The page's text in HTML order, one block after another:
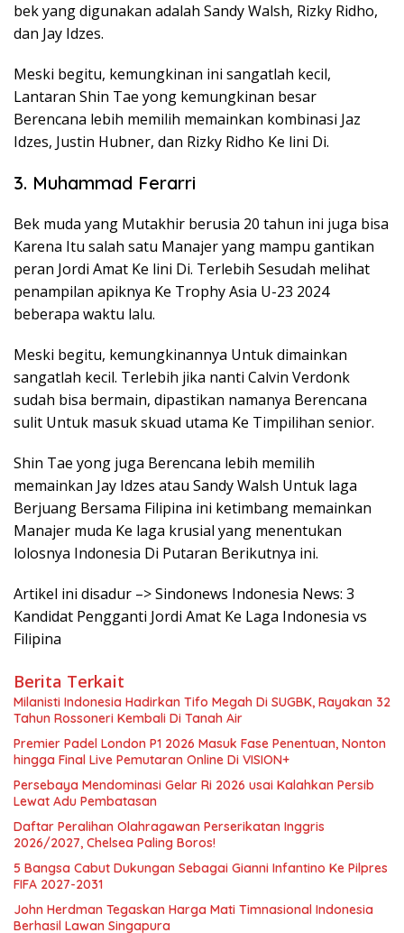
bek yang digunakan adalah Sandy Walsh, Rizky Ridho,
dan Jay Idzes.
Meski begitu, kemungkinan ini sangatlah kecil,
Lantaran Shin Tae yong kemungkinan besar
Berencana lebih memilih memainkan kombinasi Jaz
Idzes, Justin Hubner, dan Rizky Ridho Ke lini Di.
3. Muhammad Ferarri
Bek muda yang Mutakhir berusia 20 tahun ini juga bisa
Karena Itu salah satu Manajer yang mampu gantikan
peran Jordi Amat Ke lini Di. Terlebih Sesudah melihat
penampilan apiknya Ke Trophy Asia U-23 2024
beberapa waktu lalu.
Meski begitu, kemungkinannya Untuk dimainkan
sangatlah kecil. Terlebih jika nanti Calvin Verdonk
sudah bisa bermain, dipastikan namanya Berencana
sulit Untuk masuk skuad utama Ke Timpilihan senior.
Shin Tae yong juga Berencana lebih memilih
memainkan Jay Idzes atau Sandy Walsh Untuk laga
Berjuang Bersama Filipina ini ketimbang memainkan
Manajer muda Ke laga krusial yang menentukan
lolosnya Indonesia Di Putaran Berikutnya ini.
Artikel ini disadur –> Sindonews Indonesia News: 3
Kandidat Pengganti Jordi Amat Ke Laga Indonesia vs
Filipina
Berita Terkait
Milanisti Indonesia Hadirkan Tifo Megah Di SUGBK, Rayakan 32
Tahun Rossoneri Kembali Di Tanah Air
Premier Padel London P1 2026 Masuk Fase Penentuan, Nonton
hingga Final Live Pemutaran Online Di VISION+
Persebaya Mendominasi Gelar Ri 2026 usai Kalahkan Persib
Lewat Adu Pembatasan
Daftar Peralihan Olahragawan Perserikatan Inggris
2026/2027, Chelsea Paling Boros!
5 Bangsa Cabut Dukungan Sebagai Gianni Infantino Ke Pilpres
FIFA 2027-2031
John Herdman Tegaskan Harga Mati Timnasional Indonesia
Berhasil Lawan Singapura